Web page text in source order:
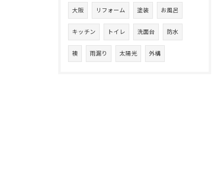
大阪 リフォーム 塗装 お風呂
キッチン トイレ 洗面台 防水
襖 雨漏り 太陽光 外構